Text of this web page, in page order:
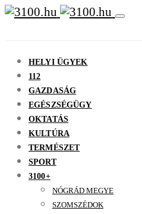
HELYI ÜGYEK
112
GAZDASÁG
EGÉSZSÉGÜGY
OKTATÁS
KULTÚRA
TERMÉSZET
SPORT
3100+
NÓGRÁD MEGYE
SZOMSZÉDOK